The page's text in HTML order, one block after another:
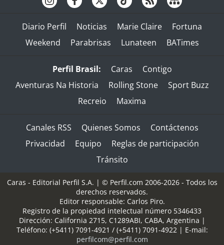
Diario Perfil Noticias Marie Claire
Fortuna
Weekend
Parabrisas Lunateen BATimes
Perfil Brasil: Caras
Contigo
Aventuras Na Historia
Rolling Stone
Sport Buzz
Recreio
Maxima
Canales RSS Quienes Somos
Contáctenos
Privacidad
Equipo
Reglas de participación
Tránsito
Caras - Editorial Perfil S.A. | © Perfil.com 2006-2026 - Todos los
derechos reservados.
Editor responsable: Carlos Piro.
Registro de la propiedad intelectual número 5346433
Dirección: California 2715, C1289ABI, CABA, Argentina |
Teléfono: (+5411) 7091-4921 / (+5411) 7091-4922 | E-mail:
perfilcom@perfil.com